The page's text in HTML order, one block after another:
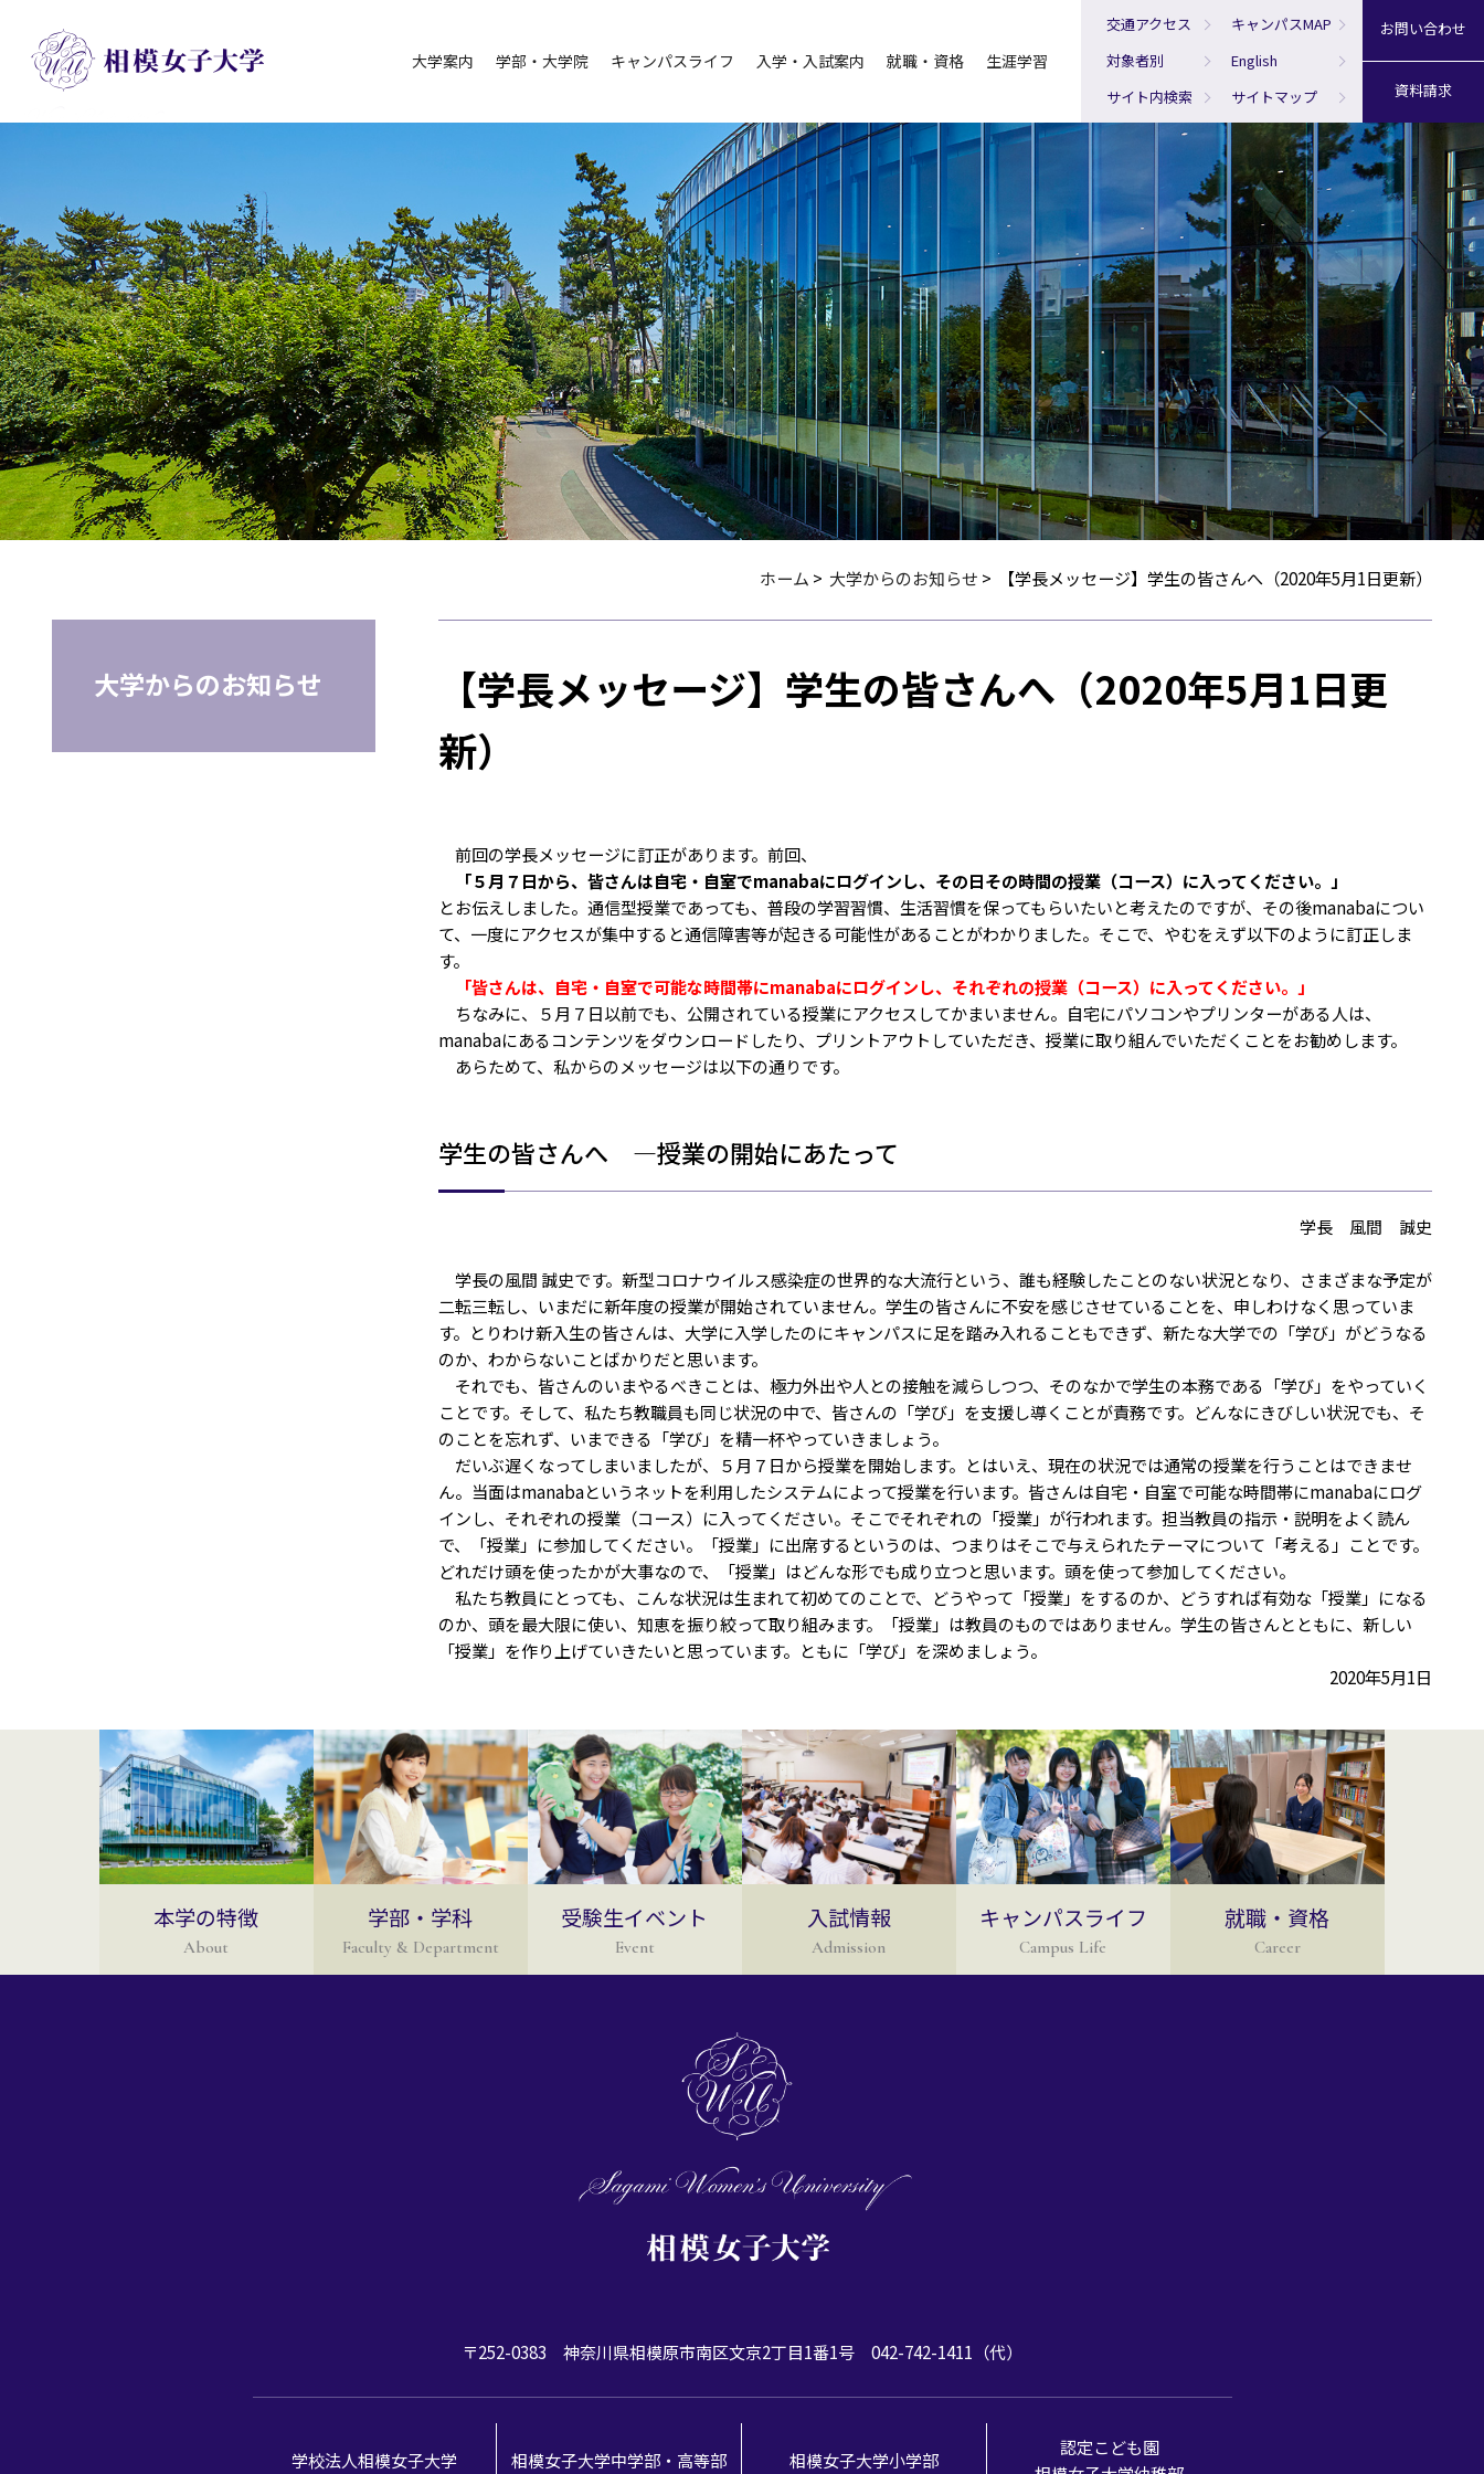
ル
ナ
ビ
ゲ
ー
シ
ョ
ン
へ
ナ
ビ
ゲ
ー
シ
ョ
ン
へ
へ
交通アクセス
キャンパスMAP
対象者別
English
サイト内検索
サイトマップ
お問い合わせ
資料請求
大学案内 学部・大学院 キャンパスライフ 入学・入試案内 就職・資格 生涯学習
ホーム > 大学からのお知らせ > 【学長メッセージ】学生の皆さんへ（2020年5月1日更新）
【学長メッセージ】学生の皆さんへ（2020年5月1日更
新）
前回の学長メッセージに訂正があります。前回、
「５月７日から、皆さんは自宅・自室でmanabaにログインし、その日その時間の授業（コース）に入ってください。」
とお伝えしました。通信型授業であっても、普段の学習習慣、生活習慣を保ってもらいたいと考えたのですが、その後manabaについ
て、一度にアクセスが集中すると通信障害等が起きる可能性があることがわかりました。そこで、やむをえず以下のように訂正しま
す。
「皆さんは、自宅・自室で可能な時間帯にmanabaにログインし、それぞれの授業（コース）に入ってください。」
ちなみに、５月７日以前でも、公開されている授業にアクセスしてかまいません。自宅にパソコンやプリンターがある人は、
manabaにあるコンテンツをダウンロードしたり、プリントアウトしていただき、授業に取り組んでいただくことをお勧めします。
あらためて、私からのメッセージは以下の通りです。
学生の皆さんへ ―授業の開始にあたって
学長 風間 誠史
学長の風間 誠史です。新型コロナウイルス感染症の世界的な大流行という、誰も経験したことのない状況となり、さまざまな予定が
二転三転し、いまだに新年度の授業が開始されていません。学生の皆さんに不安を感じさせていることを、申しわけなく思っていま
す。とりわけ新入生の皆さんは、大学に入学したのにキャンパスに足を踏み入れることもできず、新たな大学での「学び」がどうなる
のか、わからないことばかりだと思います。
それでも、皆さんのいまやるべきことは、極力外出や人との接触を減らしつつ、そのなかで学生の本務である「学び」をやっていく
ことです。そして、私たち教職員も同じ状況の中で、皆さんの「学び」を支援し導くことが責務です。どんなにきびしい状況でも、そ
のことを忘れず、いまできる「学び」を精一杯やっていきましょう。
だいぶ遅くなってしまいましたが、５月７日から授業を開始します。とはいえ、現在の状況では通常の授業を行うことはできませ
ん。当面はmanabaというネットを利用したシステムによって授業を行います。皆さんは自宅・自室で可能な時間帯にmanabaにログ
インし、それぞれの授業（コース）に入ってください。そこでそれぞれの「授業」が行われます。担当教員の指示・説明をよく読ん
で、「授業」に参加してください。「授業」に出席するというのは、つまりはそこで与えられたテーマについて「考える」ことです。
どれだけ頭を使ったかが大事なので、「授業」はどんな形でも成り立つと思います。頭を使って参加してください。
私たち教員にとっても、こんな状況は生まれて初めてのことで、どうやって「授業」をするのか、どうすれば有効な「授業」になる
のか、頭を最大限に使い、知恵を振り絞って取り組みます。「授業」は教員のものではありません。学生の皆さんとともに、新しい
「授業」を作り上げていきたいと思っています。ともに「学び」を深めましょう。
2020年5月1日
大学からのお知らせ
本学の特徴
About
学部・学科
Faculty & Department
受験生イベント
Event
入試情報
Admission
キャンパスライフ
Campus Life
就職・資格
Career
〒252-0383 神奈川県相模原市南区文京2丁目1番1号 042-742-1411（代）
学校法人相模女子大学 相模女子大学中学部・高等部 相模女子大学小学部
認定こども園